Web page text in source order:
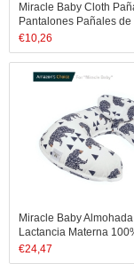
Miracle Baby Cloth
Pantalones Pañales
reutilizables ajustables
interior impermeable
con un pañal de
€10,26
Miracle Baby
Lactancia Materna
Algodòn,Almohada de
Maternidad Embarazo
€24,47